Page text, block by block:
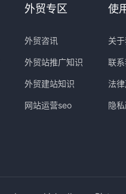
外贸专区
外贸咨讯
外贸站推广知识
外贸建站知识
网站运营seo
使
关
联
法
隐